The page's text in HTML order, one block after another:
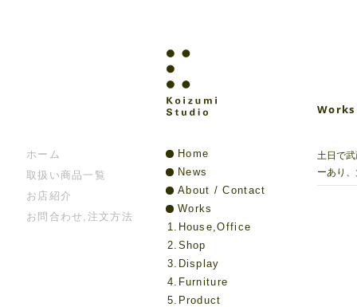
Home
News
About / Contact
Works
1.House,Office
2.Shop
3.Display
4.Furniture
5.Product
ホーム
取扱い商品一覧
お店紹介
お問合わせ,注文方法
Works
土日で
ーあり